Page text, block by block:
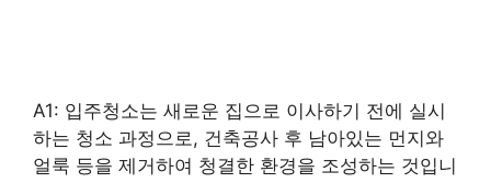
A1: 입주청소는 새로운 집으로 이사하기 전에 실시
하는 청소 과정으로, 건축공사 후 남아있는 먼지와
얼룩 등을 제거하여 청결한 환경을 조성하는 것입니